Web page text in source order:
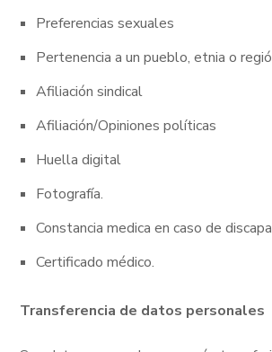
Preferencias sexuales
Pertenencia a un pueblo, etnia o
Afiliación sindical
Afiliación/Opiniones políticas
Huella digital
Fotografía.
Constancia medica en caso de
Certificado médico.
Transferencia de datos personales